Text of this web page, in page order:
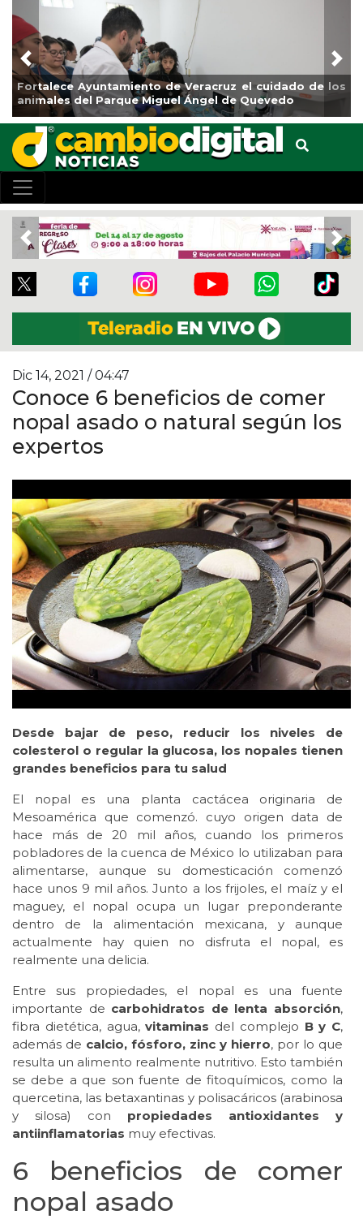
el cuidado de los
de Quevedo
La ciudad de Veracruz se suma a la
de Reforestación 2026
Previous
Previous
Dic 14, 2021 / 04:47
Conoce 6 beneficios de comer
nopal asado o natural según los
expertos
Desde bajar de peso, reducir los niveles de
colesterol o regular la glucosa, los nopales tienen
grandes beneficios para tu salud
El nopal es una planta cactácea originaria de
Mesoamérica que comenzó. cuyo origen data de
hace más de 20 mil años, cuando los primeros
pobladores de la cuenca de México lo utilizaban para
alimentarse, aunque su domesticación comenzó
hace unos 9 mil años. Junto a los frijoles, el maíz y el
maguey, el nopal ocupa un lugar preponderante
dentro de la alimentación mexicana, y aunque
actualmente hay quien no disfruta el nopal, es
realmente una delicia.
Entre sus propiedades, el nopal es una fuente
importante de carbohidratos de lenta absorción,
fibra dietética, agua,vitaminas del complejo B y C,
además de calcio, fósforo, zinc y hierro, por lo que
resulta un alimento realmente nutritivo. Esto también
se debe a que son fuente de fitoquímicos, como la
quercetina, las betaxantinas y polisacáricos (arabinosa
y silosa) con propiedades antioxidantes y
antiinflamatorias muy efectivas.
6 beneficios de comer
nopal asado